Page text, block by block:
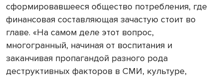
сформировавшееся общество потребления, где
финансовая составляющая зачастую стоит во
главе. «На самом деле этот вопрос,
многогранный, начиная от воспитания и
заканчивая пропагандой разного рода
деструктивных факторов в СМИ, культуре,